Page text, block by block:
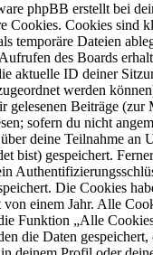
phpBB erstellt bei
Cookies. Cookies sind
temporäre Dateien
des Boards
aktuelle ID deiner
werden
gelesenen Beiträge (zur
sofern du nicht
deine Teilnahme an
bist) gespeichert.
Die Cookies
einem Jahr. Alle
Funktion „Alle
die Daten gespeichert,